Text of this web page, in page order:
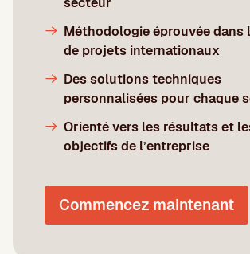
Méthodologie éprouvée dans
de projets internationaux
Des solutions techniques
personnalisées pour chaque
Orienté vers les résultats et
objectifs de l’entreprise
Commencez maintenant